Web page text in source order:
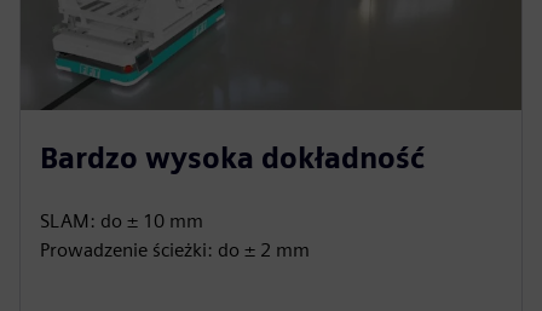
Bardzo wysoka dokładność
SLAM: do ± 10 mm
Prowadzenie ścieżki: do ± 2 mm